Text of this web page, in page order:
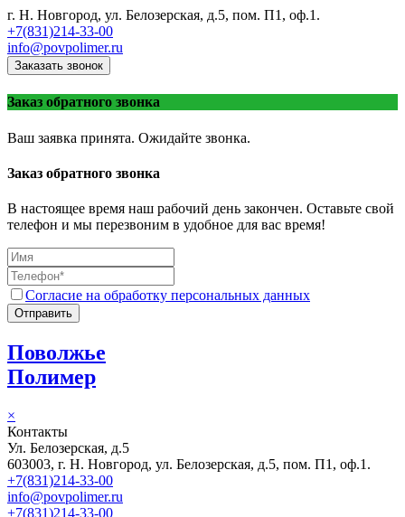
г. Н. Новгород, ул. Белозерская, д.5, пом. П1, оф.1.
+7(831)214-33-00
info@povpolimer.ru
Заказать звонок
Заказ обратного звонка
Ваш заявка принята. Ожидайте звонка.
Заказ обратного звонка
В настоящее время наш рабочий день закончен. Оставьте свой
телефон и мы перезвоним в удобное для вас время!
Согласие на обработку персональных данных
Отправить
Поволжье
Полимер
×
Контакты
Ул. Белозерская, д.5
603003, г. Н. Новгород, ул. Белозерская, д.5, пом. П1, оф.1.
+7(831)214-33-00
info@povpolimer.ru
+7(831)214-33-00